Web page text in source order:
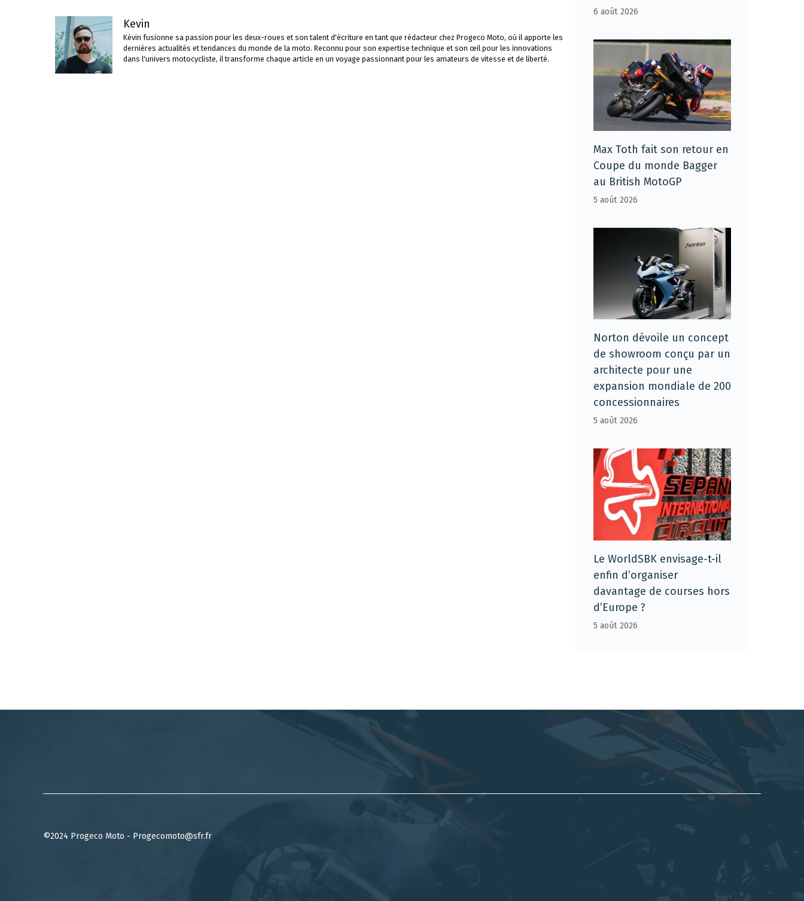
Kevin
Kévin fusionne sa passion pour les deux-roues et son talent d'écriture en tant que rédacteur chez Progeco Moto, où il apporte les
dernières actualités et tendances du monde de la moto. Reconnu pour son expertise technique et son œil pour les innovations
dans l'univers motocycliste, il transforme chaque article en un voyage passionnant pour les amateurs de vitesse et de liberté.
6 août 2026
Max Toth fait son retour en
Coupe du monde Bagger
au British MotoGP
5 août 2026
Norton dévoile un concept
de showroom conçu par un
architecte pour une
expansion mondiale de 200
concessionnaires
5 août 2026
Le WorldSBK envisage-t-il
enfin d’organiser
davantage de courses hors
d’Europe ?
5 août 2026
©2024 Progeco Moto - Progecomoto@sfr.fr